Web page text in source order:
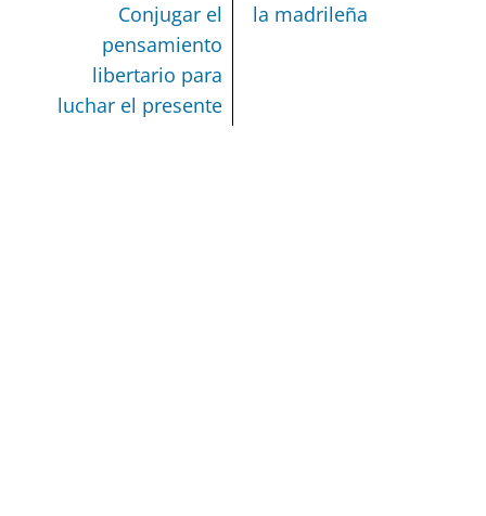
Conjugar el
pensamiento
libertario para
luchar el presente
la madrileña